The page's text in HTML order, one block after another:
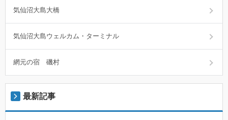
気仙沼大島大橋
気仙沼大島ウェルカム・ターミナル
網元の宿 磯村
最新記事